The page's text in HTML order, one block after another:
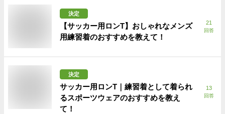
決定
【サッカー用ロンT】おしゃれなメンズ
用練習着のおすすめを教えて！
21
回答
決定
サッカー用ロンT｜練習着として着られ
るスポーツウェアのおすすめを教え
て！
13
回答